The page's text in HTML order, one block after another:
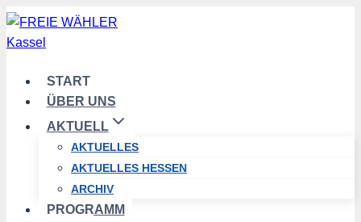
Zum
Inhalt
START
ÜBER UNS
AKTUELL
AKTUELLES
AKTUELLES HESSEN
ARCHIV
PROGRAMM